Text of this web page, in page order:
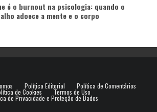
é o burnout na psicologia: quando o
adoece a mente e o corpo
Política Editorial Política de Comentários
de Cookies Termos de Uso
de Privacidade e Proteção de Dados